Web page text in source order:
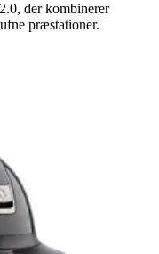
der kombinerer
præstationer.